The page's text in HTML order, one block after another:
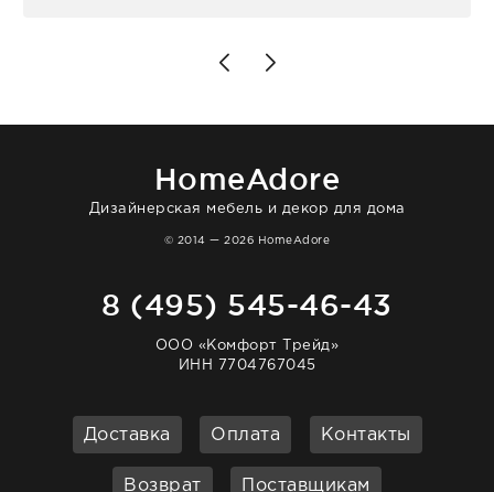
Позже заказывала остальные приборы -
доставили сдэком на следующий день к
отвечает очень быстро. Взаимодействием
HomeAdore
Дизайнерская мебель и декор для дома
© 2014 — 2026 HomeAdore
8 (495) 545-46-43
ООО «Комфорт Трейд»
ИНН 7704767045
Доставка Оплата Контакты
Возврат Поставщикам